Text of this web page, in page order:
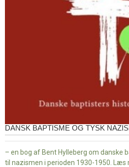
DANSK BAPTISME OG TYSK
– en bog af Bent Hylleberg om danske
til nazismen i perioden 1930-1950. Læs